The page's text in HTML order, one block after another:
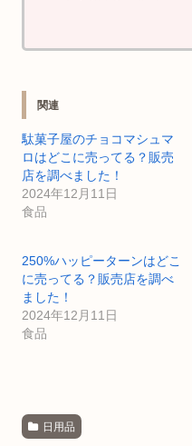
関連
駄菓子屋のチョコマシュマ
ロはどこに売ってる？販売
店を調べました！
2024年12月11日
食品
250%ハッピーターンはどこ
に売ってる？販売店を調べ
ました！
2024年12月11日
食品
日用品